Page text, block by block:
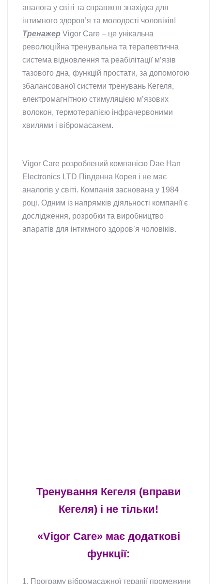
аналога у світі та справжня знахідка для
інтимного здоров’я та молодості чоловіків!
Тренажер Vigor Care – це унікальна
революційна тренувальна та терапевтична
система відновлення та реабілітації м’язів
тазового дна, функцій простати, за допомогою
збалансованої системи тренувань Кегеля,
електромагнітною стимуляцією м’язових
волокон, термотерапією інфрачервоними
хвилями і вібромасажем.
Vigor Care розроблений компанією Dae Han
Electronics LTD Південна Корея і не має
аналогів у світі. Компанія заснована у 1984
році. Одним із напрямків діяльності компанії є
дослідження, розробки та виробництво
апаратів для інтимного здоров’я чоловіків.
Тренування Кегеля (вправи
Кегеля) і не тільки!
«Vigor Care» має додаткові
функції:
1. Програму вібромасажної терапії промежини